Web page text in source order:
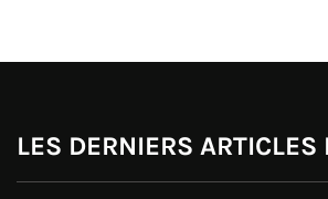
LES DERNIERS ARTICLES